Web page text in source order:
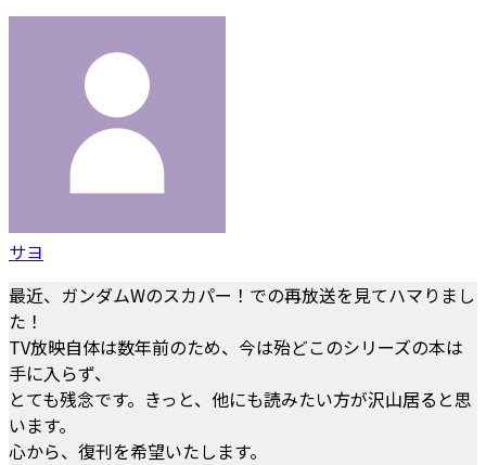
サヨ
最近、ガンダムWのスカパー！での再放送を見てハマりまし
た！
TV放映自体は数年前のため、今は殆どこのシリーズの本は
手に入らず、
とても残念です。きっと、他にも読みたい方が沢山居ると思
います。
心から、復刊を希望いたします。